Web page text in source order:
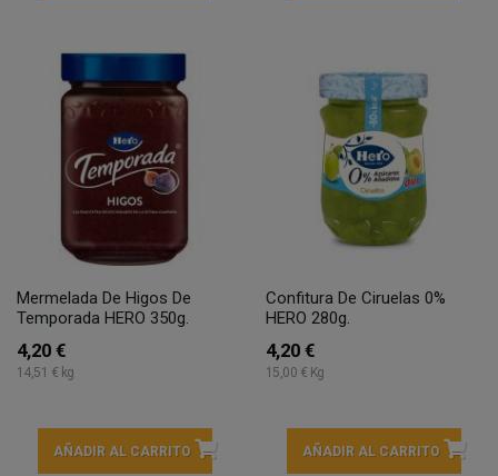
Mermelada De Higos De
Temporada HERO 350g.
4,20 €
14,51 € kg
AÑADIR AL CARRITO
Confitura De Ciruelas 0%
HERO 280g.
4,20 €
15,00 € Kg
AÑADIR AL CARRITO